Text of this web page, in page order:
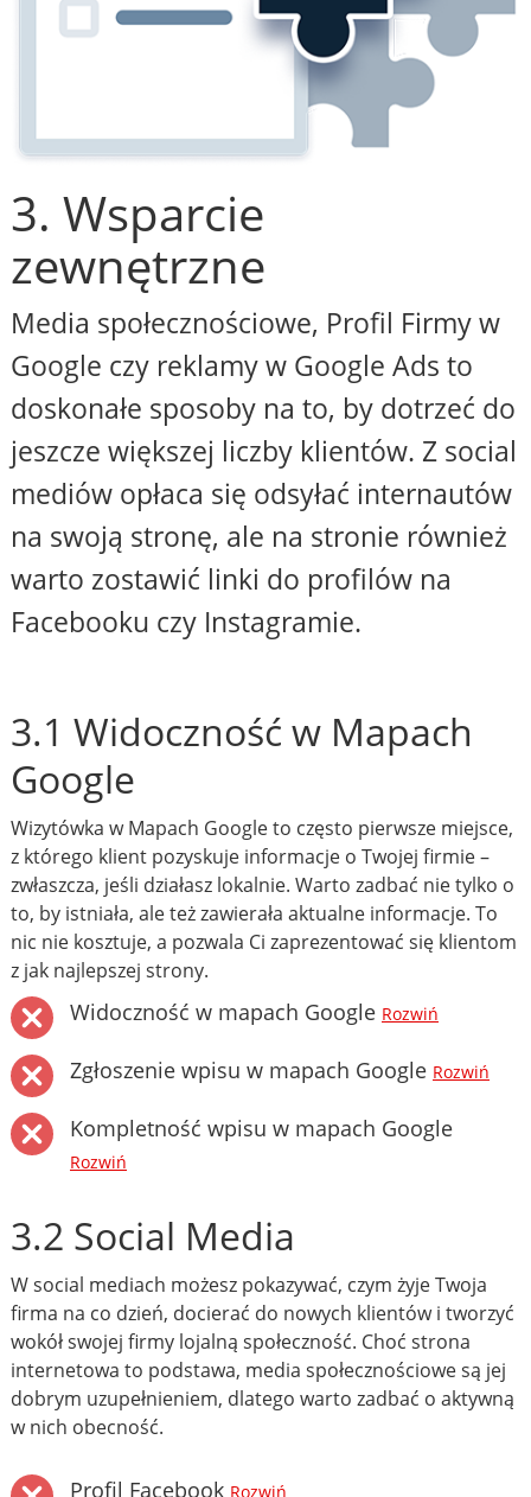
3. Wsparcie
zewnętrzne
Media społecznościowe, Profil Firmy w
Google czy reklamy w Google Ads to
doskonałe sposoby na to, by dotrzeć do
jeszcze większej liczby klientów. Z social
mediów opłaca się odsyłać internautów
na swoją stronę, ale na stronie również
warto zostawić linki do profilów na
Facebooku czy Instagramie.
3.1 Widoczność w Mapach
Google
Wizytówka w Mapach Google to często pierwsze miejsce,
z którego klient pozyskuje informacje o Twojej firmie –
zwłaszcza, jeśli działasz lokalnie. Warto zadbać nie tylko o
to, by istniała, ale też zawierała aktualne informacje. To
nic nie kosztuje, a pozwala Ci zaprezentować się klientom
z jak najlepszej strony.
Widoczność w mapach Google Rozwiń
Zgłoszenie wpisu w mapach Google Rozwiń
Kompletność wpisu w mapach Google
Rozwiń
3.2 Social Media
W social mediach możesz pokazywać, czym żyje Twoja
firma na co dzień, docierać do nowych klientów i tworzyć
wokół swojej firmy lojalną społeczność. Choć strona
internetowa to podstawa, media społecznościowe są jej
dobrym uzupełnieniem, dlatego warto zadbać o aktywną
w nich obecność.
Profil Facebook